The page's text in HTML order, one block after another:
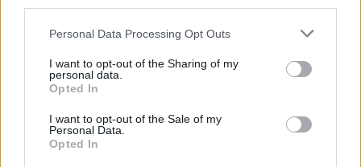
Please note that this website/app uses one or more Google
not limited to your visit or usage behaviour. You may click to
grant or deny consent to Google and its third-party tags to
use your data for below specified purposes in below Google
consent section.
Personal Data Processing Opt Outs
I want to opt-out of the Sharing of my
personal data.
Opted In
I want to opt-out of the Sale of my
Personal Data.
Opted In
cliccandoqui
TEMI:
Carnevale Tempio
Lu Carrasciali Timpiesu 2025
Notizie Tempio
Condividi l'articolo